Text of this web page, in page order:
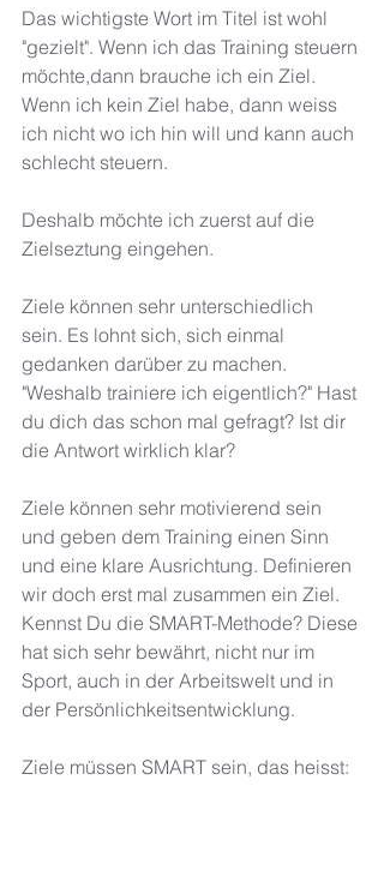
Das wichtigste Wort im Titel ist wohl
"gezielt". Wenn ich das Training steuern
möchte,dann brauche ich ein Ziel.
Wenn ich kein Ziel habe, dann weiss
ich nicht wo ich hin will und kann auch
schlecht steuern.
Deshalb möchte ich zuerst auf die
Zielseztung eingehen.
Ziele können sehr unterschiedlich
sein. Es lohnt sich, sich einmal
gedanken darüber zu machen.
"Weshalb trainiere ich eigentlich?" Hast
du dich das schon mal gefragt? Ist dir
die Antwort wirklich klar?
Ziele können sehr motivierend sein
und geben dem Training einen Sinn
und eine klare Ausrichtung. Definieren
wir doch erst mal zusammen ein Ziel.
Kennst Du die SMART-Methode? Diese
hat sich sehr bewährt, nicht nur im
Sport, auch in der Arbeitswelt und in
der Persönlichkeitsentwicklung.
Ziele müssen SMART sein, das heisst: